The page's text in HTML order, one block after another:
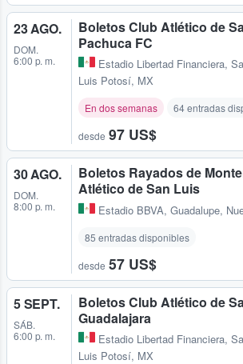
23 AGO.
DOM.
6:00 p. m.
Boletos Club Atlético de
Pachuca FC
Estadio Libertad Financiera,
Luis Potosí, MX
En dos semanas 64 entradas
desde 97 US$
30 AGO.
DOM.
8:00 p. m.
Boletos Rayados de
Atlético de San Luis
Estadio BBVA, Guadalupe,
85 entradas disponibles
desde 57 US$
5 SEPT.
SÁB.
6:00 p. m.
Boletos Club Atlético de
Guadalajara
Estadio Libertad Financiera,
Luis Potosí, MX